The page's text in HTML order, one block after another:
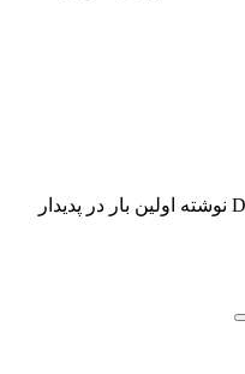
به نام Download New Song By Called نوشته اولین بار در پدیدار